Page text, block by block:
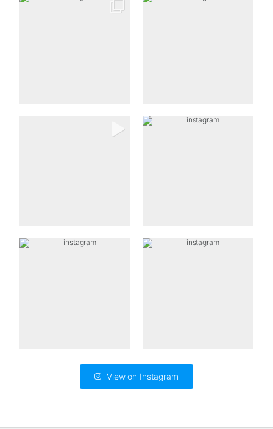
View on Instagram